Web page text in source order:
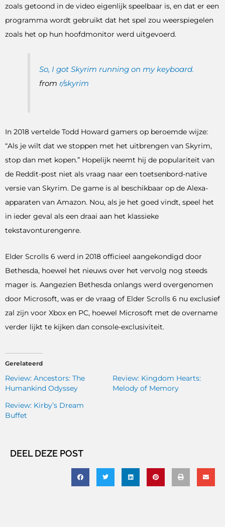
zoals getoond in de video eigenlijk speelbaar is, en dat er een
programma wordt gebruikt dat het spel zou weerspiegelen
zoals het op hun hoofdmonitor werd uitgevoerd.
So, I got Skyrim running on my keyboard.
from r/skyrim
In 2018 vertelde Todd Howard gamers op beroemde wijze:
“Als je wilt dat we stoppen met het uitbrengen van Skyrim,
stop dan met kopen.” Hopelijk neemt hij de populariteit van
de Reddit-post niet als vraag naar een toetsenbord-native
versie van Skyrim. De game is al beschikbaar op de Alexa-
apparaten van Amazon. Nou, als je het goed vindt, speel het
in ieder geval als een draai aan het klassieke
tekstavonturengenre.
Elder Scrolls 6 werd in 2018 officieel aangekondigd door
Bethesda, hoewel het nieuws over het vervolg nog steeds
mager is. Aangezien Bethesda onlangs werd overgenomen
door Microsoft, was er de vraag of Elder Scrolls 6 nu exclusief
zal zijn voor Xbox en PC, hoewel Microsoft met de overname
verder lijkt te kijken dan console-exclusiviteit.
Gerelateerd
Review: Ancestors: The
Humankind Odyssey
Review: Kingdom Hearts:
Melody of Memory
Review: Kirby’s Dream
Buffet
DEEL DEZE POST